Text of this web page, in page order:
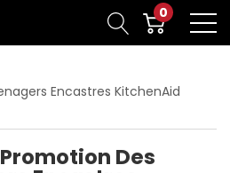
0
Encastres KitchenAid
Des